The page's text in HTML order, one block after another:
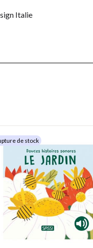
Italie
de stock